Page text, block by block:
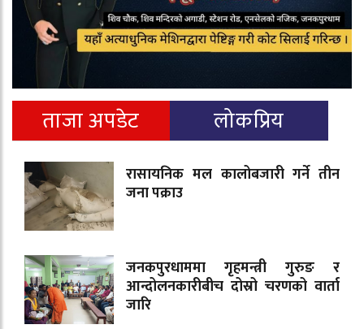
ताजा अपडेट लोकप्रिय
रासायनिक मल कालोबजारी गर्ने तीन
जना पक्राउ
जनकपुरधाममा गृहमन्त्री गुरुङ र
आन्दोलनकारीबीच दोस्रो चरणको वार्ता
जारि